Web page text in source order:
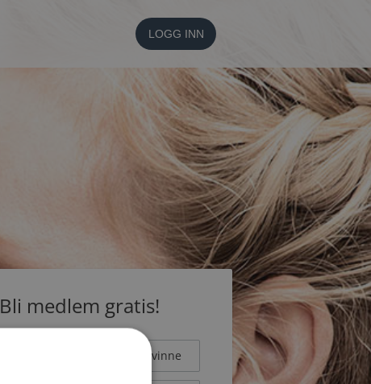
LOGG INN
Bli medlem gratis!
Kvinne